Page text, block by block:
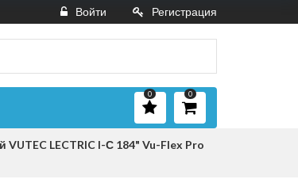
Войти Регистрация
0
0
LECTRIC I-С 184" Vu-Flex Pro